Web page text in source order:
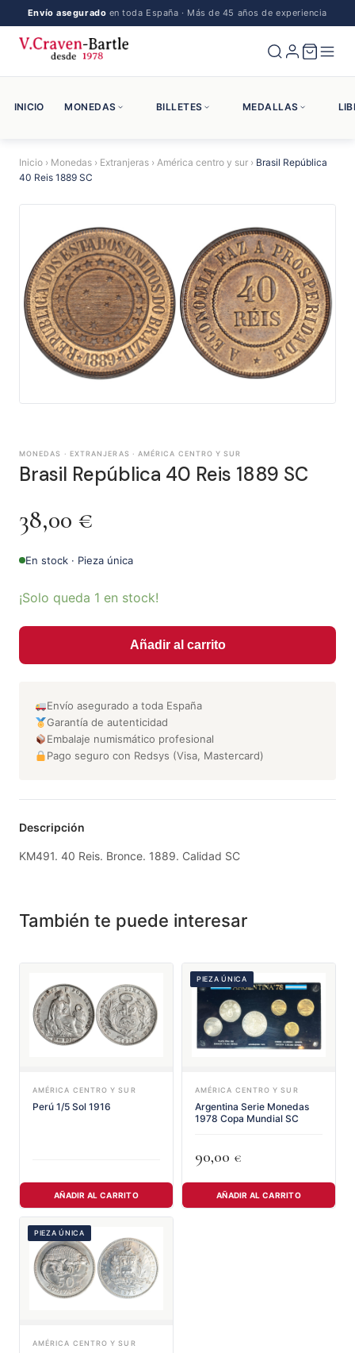
Envío asegurado en toda España · Más de 45 años de experiencia
INICIO MONEDAS BILLETES MEDALLAS
Inicio › Monedas › Extranjeras › América centro y sur › Brasil República
40 Reis 1889 SC
MONEDAS · EXTRANJERAS · AMÉRICA CENTRO Y SUR
Brasil República 40 Reis 1889 SC
38,00 €
En stock · Pieza única
¡Solo queda 1 en stock!
Añadir al carrito
Envío asegurado a toda España
Garantía de autenticidad
Embalaje numismático profesional
Pago seguro con Redsys (Visa, Mastercard)
Descripción
KM491. 40 Reis. Bronce. 1889. Calidad SC
También te puede interesar
AMÉRICA CENTRO Y SUR
Perú 1/5 Sol 1916
AÑADIR AL CARRITO
PIEZA ÚNICA
AMÉRICA CENTRO Y SUR
Argentina Serie Monedas
1978 Copa Mundial SC
90,00 €
AÑADIR AL CARRITO
PIEZA ÚNICA
AMÉRICA CENTRO Y SUR